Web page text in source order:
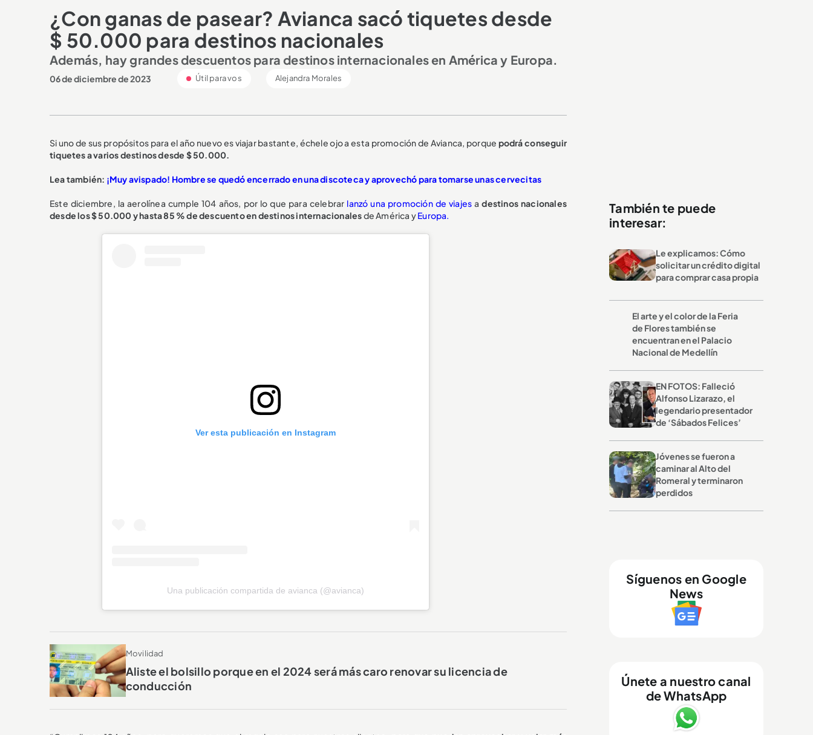
¿Con ganas de pasear? Avianca sacó tiquetes desde
$ 50.000 para destinos nacionales
Además, hay grandes descuentos para destinos internacionales en América y Europa.
06 de diciembre de 2023 Útil para vos Alejandra Morales
Si uno de sus propósitos para el año nuevo es viajar bastante, échele ojo a esta promoción de Avianca, porque podrá conseguir
tiquetes a varios destinos desde $ 50.000.
Lea también: ¡Muy avispado! Hombre se quedó encerrado en una discoteca y aprovechó para tomarse unas cervecitas
Este diciembre, la aerolínea cumple 104 años, por lo que para celebrar lanzó una promoción de viajes adestinos nacionales
desde los $ 50.000 y hasta 85 % de descuento en destinos internacionalesde América yEuropa.
Ver esta publicación en Instagram
Una publicación compartida de avianca (@avianca)
Movilidad
Aliste el bolsillo porque en el 2024 será más caro renovar su licencia de
conducción
También te puede
interesar:
Le explicamos: Cómo
solicitar un crédito digital
para comprar casa propia
El arte y el color de la Feria
de Flores también se
encuentran en el Palacio
Nacional de Medellín
EN FOTOS: Falleció
Alfonso Lizarazo, el
legendario presentador
de ‘Sábados Felices’
Jóvenes se fueron a
caminar al Alto del
Romeral y terminaron
perdidos
Síguenos en Google
News
Únete a nuestro canal
de WhatsApp